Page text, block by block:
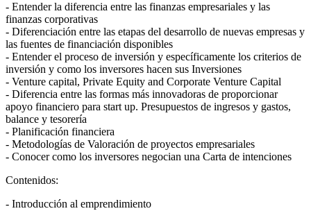
- Entender la diferencia entre las finanzas empresariales y las
finanzas corporativas
- Diferenciación entre las etapas del desarrollo de nuevas empresas y
las fuentes de financiación disponibles
- Entender el proceso de inversión y específicamente los criterios de
inversión y como los inversores hacen sus Inversiones
- Venture capital, Private Equity and Corporate Venture Capital
- Diferencia entre las formas más innovadoras de proporcionar
apoyo financiero para start up. Presupuestos de ingresos y gastos,
balance y tesorería
- Planificación financiera
- Metodologías de Valoración de proyectos empresariales
- Conocer como los inversores negocian una Carta de intenciones
Contenidos:
- Introducción al emprendimiento